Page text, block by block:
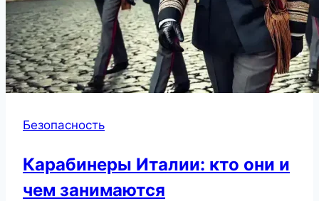
Безопасность
Карабинеры Италии: кто они и
чем занимаются